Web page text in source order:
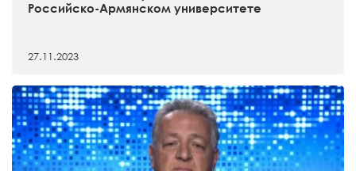
Российско-Армянском университете
27.11.2023